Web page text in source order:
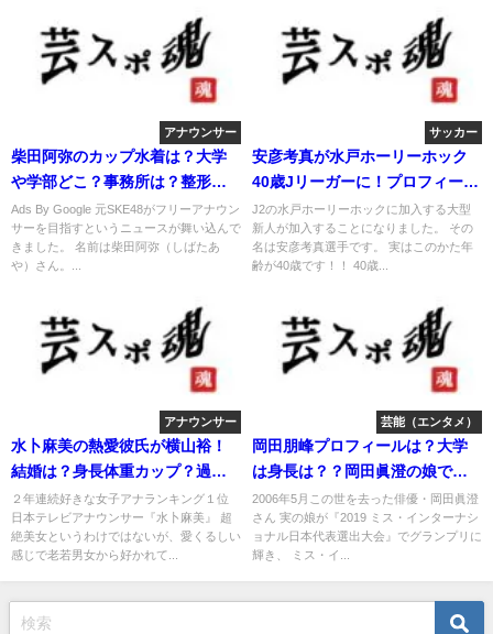
アナウンサー
柴田阿弥のカップ水着は？大学
や学部どこ？事務所は？整形や
卒アルは？
Ads By Google 元SKE48がフリーアナウン
サーを目指すというニュースが舞い込んで
きました。 名前は柴田阿弥（しばたあ
や）さん。...
サッカー
安彦考真が水戸ホーリーホック
40歳Jリーガーに！プロフィー
ル！
J2の水戸ホーリーホックに加入する大型
新人が加入することになりました。 その
名は安彦考真選手です。 実はこのかた年
齢が40歳です！！ 40歳...
アナウンサー
水卜麻美の熱愛彼氏が横山裕！
結婚は？身長体重カップ？過去
や妹は？
２年連続好きな女子アナランキング１位
日本テレビアナウンサー『水卜麻美』 超
絶美女というわけではないが、愛くるしい
感じで老若男女から好かれて...
芸能（エンタメ）
岡田朋峰プロフィールは？大学
は身長は？？岡田眞澄の娘でハ
ーフ？
2006年5月この世を去った俳優・岡田眞澄
さん 実の娘が『2019 ミス・インターナシ
ョナル日本代表選出大会』でグランプリに
輝き、 ミス・イ...